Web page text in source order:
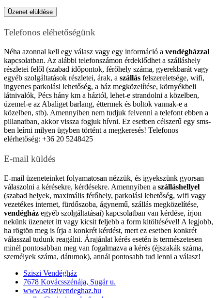
Telefonos eléhetőségünk
Néha azonnal kell egy válasz vagy egy információ a vendégházzal
kapcsolatban. Az alábbi telefonszámon érdeklődhet a szálláshely
részletei felől (szabad időpontok, férőhely száma, gyerekbarát vagy
egyéb szolgáltatások részletei, árak, a szállás felszereletsége, wifi,
ingyenes parkolási lehetőség, a ház megközelítése, környékbeli
látnivalók, Pécs hány km a háztól, lehet-e strandolni a közelben,
üzemel-e az Abaliget barlang, éttermek és boltok vannak-e a
közelben, stb). Amennyiben nem tudjuk felvenni a telefont ebben a
pillanatban, akkor vissza fogjuk hívni. Ez esetben célszerű egy sms-
ben leírni milyen ügyben történt a megkeresés! Telefonos
elérhetőség: +36 20 5248425
E-mail küldés
E-mail üzeneteinket folyamatosan nézzük, és igyekszünk gyorsan
válaszolni a kérésekre, kérdésekre. Amennyiben a szálláshellyel
(szabad helyek, maximális férőhely, parkolási lehetőség, wifi vagy
vezetékes internet, fürdőszoba, ágynemű, szállás megközelítése,
vendégház egyéb szolgáltatásai) kapcsolatban van kérdése, írjon
nekünk üzenetet itt vagy kicsit feljebb a form kitöltésével! A legjobb,
ha rögtön meg is írja a konkrét kérdést, mert ez esetben konkrét
válasszal tudunk reagálni. Árajánlat kérés esetén is természetesen
minél pontosabban meg van fogalmazva a kérés (éjszakák száma,
személyek száma, dátumok), annál pontosabb tud lenni a válasz!
Sziszi Vendégház
7678 Kovácsszénája, Sugár u.
www.sziszivendeghaz.hu